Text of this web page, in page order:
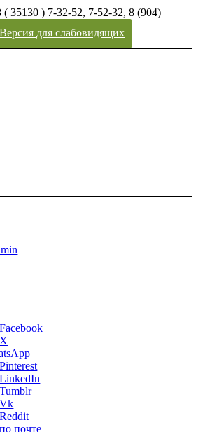
35130 ) 7-32-52, 7-52-32, 8 (904)
Версия для слабовидящих
почте